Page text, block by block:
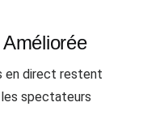
en direct restent
spectateurs